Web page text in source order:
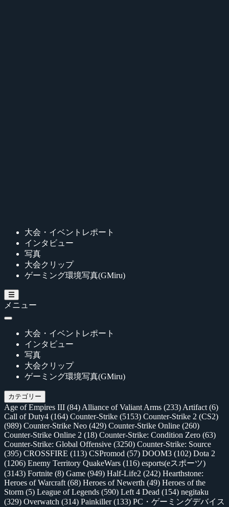
大会・イベントレポート
インタビュー
写真
大会クリップ
ゲーミング環境写真(GMiru)
メニュー
大会・イベントレポート
インタビュー
写真
大会クリップ
ゲーミング環境写真(GMiru)
カテゴリー
Age of Empires III (84) Alliance of Valiant Arms (233) Artifact (6)
Call of Duty4 (164) Counter-Strike (5153) Counter-Strike 2 (CS2)
(989) Counter-Strike Neo (429) Counter-Strike Online (260)
Counter-Strike Online 2 (18) Counter-Strike: Condition Zero (63)
Counter-Strike: Global Offensive (3250) Counter-Strike: Source
(395) CROSSFIRE (113) CSPromod (57) DOOM3 (102) Dota 2
(1206) Enemy Territory QuakeWars (116) esports(eスポーツ)
(3143) Fortnite (8) Game (949) Half-Life2 (242) Hearthstone:
Heroes of Warcraft (68) Heroes of Newerth (49) Heroes of the
Storm (5) League of Legends (590) Left 4 Dead (154) negitaku
(329) Overwatch (314) Painkiller(133) PC・ゲーミングデバイス